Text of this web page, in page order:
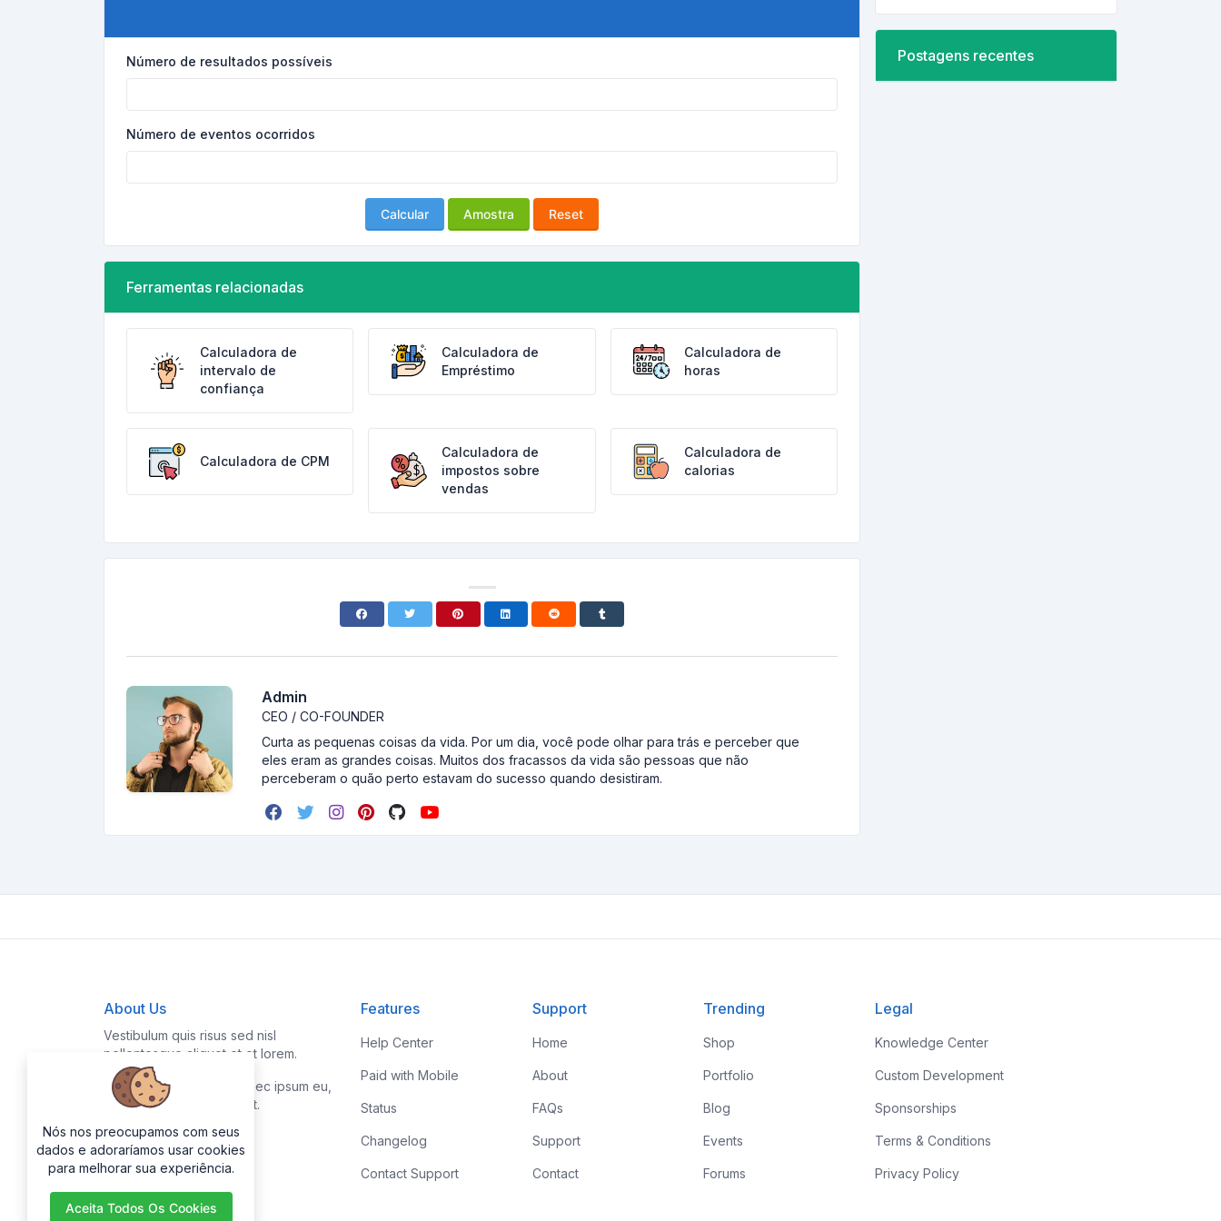
Número de resultados possíveis
Número de eventos ocorridos
Calcular Amostra Reset
Ferramentas relacionadas
Calculadora de
intervalo de
confiança
Calculadora de
Empréstimo
Calculadora de
horas
Calculadora de CPM
Calculadora de
impostos sobre
vendas
Calculadora de
calorias
Admin
CEO / CO-FOUNDER
Curta as pequenas coisas da vida. Por um dia, você pode olhar para trás e perceber que
eles eram as grandes coisas. Muitos dos fracassos da vida são pessoas que não
perceberam o quão perto estavam do sucesso quando desistiram.
Postagens recentes
About Us
Vestibulum quis risus sed nisl
pellentesque aliquet et et lorem.
Fusce nibh nisl, gravida nec ipsum eu,
feugiat condimentum velit.
Features
Help Center
Paid with Mobile
Status
Changelog
Contact Support
Support
Home
About
FAQs
Support
Contact
Trending
Shop
Portfolio
Blog
Events
Forums
Legal
Knowledge Center
Custom Development
Sponsorships
Terms & Conditions
Privacy Policy
Nós nos preocupamos com seus
dados e adoraríamos usar cookies
para melhorar sua experiência.
Aceita Todos Os Cookies